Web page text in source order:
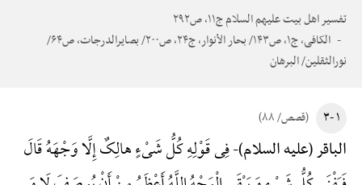
تفسیر اهل بیت علیهم السلام ج۱۱، ص۲۹۲
الکافی، ج۱، ص۱۴۳/ بحار الأنوار، ج۲۴، ص۲۰۰/ بصایرالدرجات، ص۶۴/
نورالثقلین/ البرهان
۱ -۳ (قصص/ ۸۸)
الباقر (علیه السلام)-فِی قَوْلِهِ کُلُّ شَیْءٍ هالِکٌ إِلَّا وَجْهَهُ قَالَ